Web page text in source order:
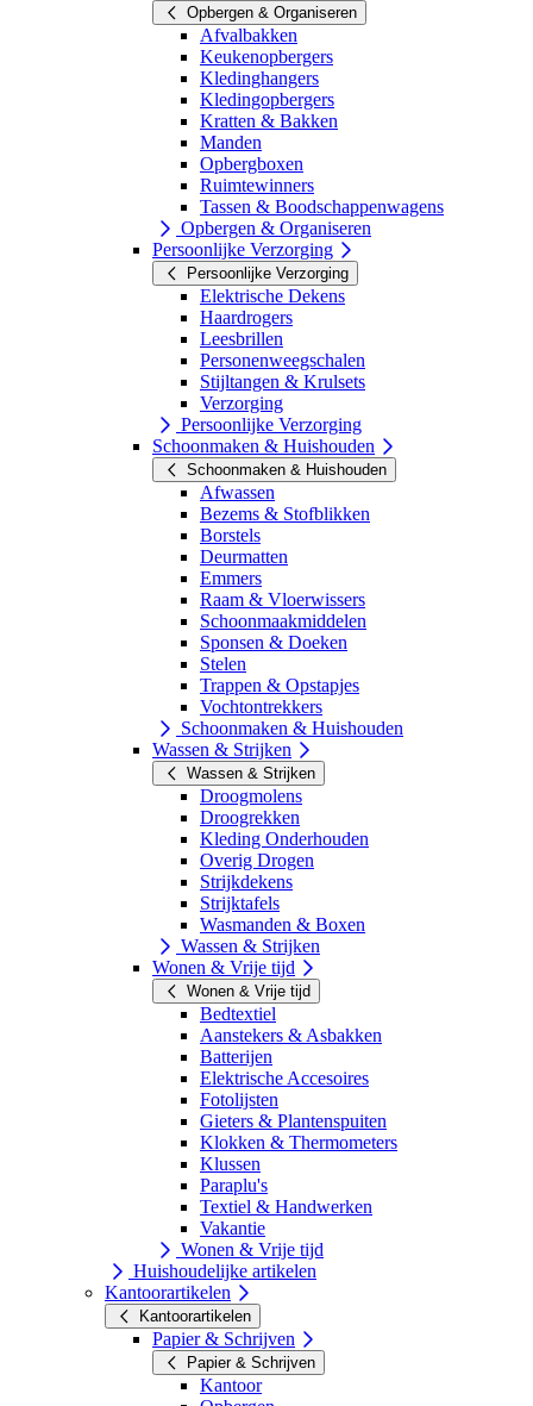
Opbergen & Organiseren
Afvalbakken
Keukenopbergers
Kledinghangers
Kledingopbergers
Kratten & Bakken
Manden
Opbergboxen
Ruimtewinners
Tassen & Boodschappenwagens
Opbergen & Organiseren
Persoonlijke Verzorging
Persoonlijke Verzorging
Elektrische Dekens
Haardrogers
Leesbrillen
Personenweegschalen
Stijltangen & Krulsets
Verzorging
Persoonlijke Verzorging
Schoonmaken & Huishouden
Schoonmaken & Huishouden
Afwassen
Bezems & Stofblikken
Borstels
Deurmatten
Emmers
Raam & Vloerwissers
Schoonmaakmiddelen
Sponsen & Doeken
Stelen
Trappen & Opstapjes
Vochtontrekkers
Schoonmaken & Huishouden
Wassen & Strijken
Wassen & Strijken
Droogmolens
Droogrekken
Kleding Onderhouden
Overig Drogen
Strijkdekens
Strijktafels
Wasmanden & Boxen
Wassen & Strijken
Wonen & Vrije tijd
Wonen & Vrije tijd
Bedtextiel
Aanstekers & Asbakken
Batterijen
Elektrische Accesoires
Fotolijsten
Gieters & Plantenspuiten
Klokken & Thermometers
Klussen
Paraplu's
Textiel & Handwerken
Vakantie
Wonen & Vrije tijd
Huishoudelijke artikelen
Kantoorartikelen
Kantoorartikelen
Papier & Schrijven
Papier & Schrijven
Kantoor